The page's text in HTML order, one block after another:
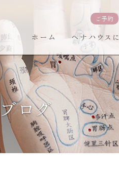
ご予約
ホーム ヘナハウス
ブログ